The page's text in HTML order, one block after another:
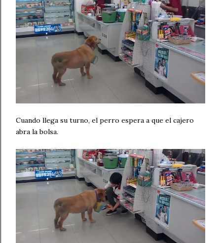
Cuando llega su turno, el perro espera a que el cajero
abra la bolsa.